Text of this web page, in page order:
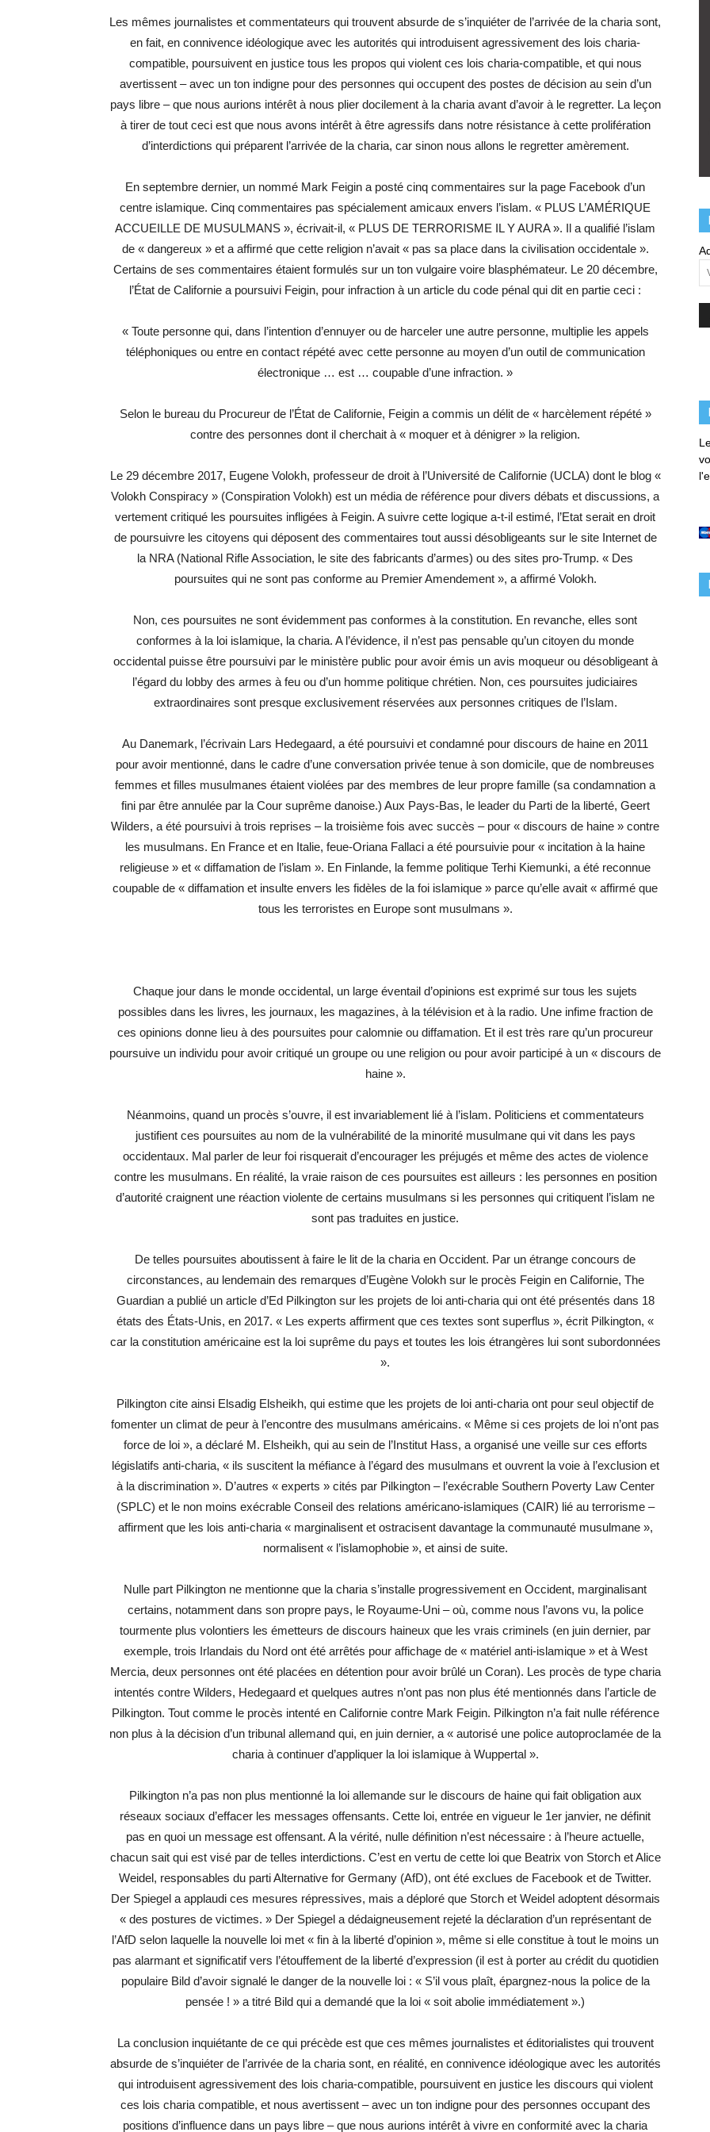
Les mêmes journalistes et commentateurs qui trouvent absurde de s’inquiéter de l’arrivée de la charia sont,
en fait, en connivence idéologique avec les autorités qui introduisent agressivement des lois charia-
compatible, poursuivent en justice tous les propos qui violent ces lois charia-compatible, et qui nous
avertissent – avec un ton indigne pour des personnes qui occupent des postes de décision au sein d’un
pays libre – que nous aurions intérêt à nous plier docilement à la charia avant d’avoir à le regretter. La leçon
à tirer de tout ceci est que nous avons intérêt à être agressifs dans notre résistance à cette prolifération
d’interdictions qui préparent l’arrivée de la charia, car sinon nous allons le regretter amèrement.
En septembre dernier, un nommé Mark Feigin a posté cinq commentaires sur la page Facebook d’un
centre islamique. Cinq commentaires pas spécialement amicaux envers l’islam. « PLUS L’AMÉRIQUE
ACCUEILLE DE MUSULMANS », écrivait-il, « PLUS DE TERRORISME IL Y AURA ». Il a qualifié l’islam
de « dangereux » et a affirmé que cette religion n’avait « pas sa place dans la civilisation occidentale ».
Certains de ses commentaires étaient formulés sur un ton vulgaire voire blasphémateur. Le 20 décembre,
l’État de Californie a poursuivi Feigin, pour infraction à un article du code pénal qui dit en partie ceci :
« Toute personne qui, dans l’intention d’ennuyer ou de harceler une autre personne, multiplie les appels
téléphoniques ou entre en contact répété avec cette personne au moyen d’un outil de communication
électronique … est … coupable d’une infraction. »
Selon le bureau du Procureur de l’État de Californie, Feigin a commis un délit de « harcèlement répété »
contre des personnes dont il cherchait à « moquer et à dénigrer » la religion.
Le 29 décembre 2017, Eugene Volokh, professeur de droit à l’Université de Californie (UCLA) dont le blog «
Volokh Conspiracy » (Conspiration Volokh) est un média de référence pour divers débats et discussions, a
vertement critiqué les poursuites infligées à Feigin. A suivre cette logique a-t-il estimé, l’Etat serait en droit
de poursuivre les citoyens qui déposent des commentaires tout aussi désobligeants sur le site Internet de
la NRA (National Rifle Association, le site des fabricants d’armes) ou des sites pro-Trump. « Des
poursuites qui ne sont pas conforme au Premier Amendement », a affirmé Volokh.
Non, ces poursuites ne sont évidemment pas conformes à la constitution. En revanche, elles sont
conformes à la loi islamique, la charia. A l’évidence, il n’est pas pensable qu’un citoyen du monde
occidental puisse être poursuivi par le ministère public pour avoir émis un avis moqueur ou désobligeant à
l’égard du lobby des armes à feu ou d’un homme politique chrétien. Non, ces poursuites judiciaires
extraordinaires sont presque exclusivement réservées aux personnes critiques de l’Islam.
Au Danemark, l’écrivain Lars Hedegaard, a été poursuivi et condamné pour discours de haine en 2011
pour avoir mentionné, dans le cadre d’une conversation privée tenue à son domicile, que de nombreuses
femmes et filles musulmanes étaient violées par des membres de leur propre famille (sa condamnation a
fini par être annulée par la Cour suprême danoise.) Aux Pays-Bas, le leader du Parti de la liberté, Geert
Wilders, a été poursuivi à trois reprises – la troisième fois avec succès – pour « discours de haine » contre
les musulmans. En France et en Italie, feue-Oriana Fallaci a été poursuivie pour « incitation à la haine
religieuse » et « diffamation de l’islam ». En Finlande, la femme politique Terhi Kiemunki, a été reconnue
coupable de « diffamation et insulte envers les fidèles de la foi islamique » parce qu’elle avait « affirmé que
tous les terroristes en Europe sont musulmans ».
Chaque jour dans le monde occidental, un large éventail d’opinions est exprimé sur tous les sujets
possibles dans les livres, les journaux, les magazines, à la télévision et à la radio. Une infime fraction de
ces opinions donne lieu à des poursuites pour calomnie ou diffamation. Et il est très rare qu’un procureur
poursuive un individu pour avoir critiqué un groupe ou une religion ou pour avoir participé à un « discours de
haine ».
Néanmoins, quand un procès s’ouvre, il est invariablement lié à l’islam. Politiciens et commentateurs
justifient ces poursuites au nom de la vulnérabilité de la minorité musulmane qui vit dans les pays
occidentaux. Mal parler de leur foi risquerait d’encourager les préjugés et même des actes de violence
contre les musulmans. En réalité, la vraie raison de ces poursuites est ailleurs : les personnes en position
d’autorité craignent une réaction violente de certains musulmans si les personnes qui critiquent l’islam ne
sont pas traduites en justice.
De telles poursuites aboutissent à faire le lit de la charia en Occident. Par un étrange concours de
circonstances, au lendemain des remarques d’Eugène Volokh sur le procès Feigin en Californie, The
Guardian a publié un article d’Ed Pilkington sur les projets de loi anti-charia qui ont été présentés dans 18
états des États-Unis, en 2017. « Les experts affirment que ces textes sont superflus », écrit Pilkington, «
car la constitution américaine est la loi suprême du pays et toutes les lois étrangères lui sont subordonnées
».
Pilkington cite ainsi Elsadig Elsheikh, qui estime que les projets de loi anti-charia ont pour seul objectif de
fomenter un climat de peur à l’encontre des musulmans américains. « Même si ces projets de loi n’ont pas
force de loi », a déclaré M. Elsheikh, qui au sein de l’Institut Hass, a organisé une veille sur ces efforts
législatifs anti-charia, « ils suscitent la méfiance à l’égard des musulmans et ouvrent la voie à l’exclusion et
à la discrimination ». D’autres « experts » cités par Pilkington – l’exécrable Southern Poverty Law Center
(SPLC) et le non moins exécrable Conseil des relations américano-islamiques (CAIR) lié au terrorisme –
affirment que les lois anti-charia « marginalisent et ostracisent davantage la communauté musulmane »,
normalisent « l’islamophobie », et ainsi de suite.
Nulle part Pilkington ne mentionne que la charia s’installe progressivement en Occident, marginalisant
certains, notamment dans son propre pays, le Royaume-Uni – où, comme nous l’avons vu, la police
tourmente plus volontiers les émetteurs de discours haineux que les vrais criminels (en juin dernier, par
exemple, trois Irlandais du Nord ont été arrêtés pour affichage de « matériel anti-islamique » et à West
Mercia, deux personnes ont été placées en détention pour avoir brûlé un Coran). Les procès de type charia
intentés contre Wilders, Hedegaard et quelques autres n’ont pas non plus été mentionnés dans l’article de
Pilkington. Tout comme le procès intenté en Californie contre Mark Feigin. Pilkington n’a fait nulle référence
non plus à la décision d’un tribunal allemand qui, en juin dernier, a « autorisé une police autoproclamée de la
charia à continuer d’appliquer la loi islamique à Wuppertal ».
Pilkington n’a pas non plus mentionné la loi allemande sur le discours de haine qui fait obligation aux
réseaux sociaux d’effacer les messages offensants. Cette loi, entrée en vigueur le 1er janvier, ne définit
pas en quoi un message est offensant. A la vérité, nulle définition n’est nécessaire : à l’heure actuelle,
chacun sait qui est visé par de telles interdictions. C’est en vertu de cette loi que Beatrix von Storch et Alice
Weidel, responsables du parti Alternative for Germany (AfD), ont été exclues de Facebook et de Twitter.
Der Spiegel a applaudi ces mesures répressives, mais a déploré que Storch et Weidel adoptent désormais
« des postures de victimes. » Der Spiegel a dédaigneusement rejeté la déclaration d’un représentant de
l’AfD selon laquelle la nouvelle loi met « fin à la liberté d’opinion », même si elle constitue à tout le moins un
pas alarmant et significatif vers l’étouffement de la liberté d’expression (il est à porter au crédit du quotidien
populaire Bild d’avoir signalé le danger de la nouvelle loi : « S’il vous plaît, épargnez-nous la police de la
pensée ! » a titré Bild qui a demandé que la loi « soit abolie immédiatement ».)
La conclusion inquiétante de ce qui précède est que ces mêmes journalistes et éditorialistes qui trouvent
absurde de s’inquiéter de l’arrivée de la charia sont, en réalité, en connivence idéologique avec les autorités
qui introduisent agressivement des lois charia-compatible, poursuivent en justice les discours qui violent
ces lois charia compatible, et nous avertissent – avec un ton indigne pour des personnes occupant des
positions d’influence dans un pays libre – que nous aurions intérêt à vivre en conformité avec la charia